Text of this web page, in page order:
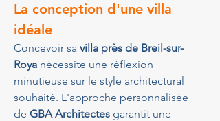
La conception d'une villa
idéale
Concevoir sa villa près de Breil-sur-
Roya nécessite une réflexion
minutieuse sur le style architectural
souhaité. L'approche personnalisée
de GBA Architectes garantit une